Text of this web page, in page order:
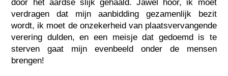
door het aardse slijk gehaald. Jawel hoor, ik moet
verdragen dat mijn aanbidding gezamenlijk bezit
wordt, ik moet de onzekerheid van plaatsvervangende
verering dulden, en een meisje dat gedoemd is te
sterven gaat mijn evenbeeld onder de mensen
brengen!